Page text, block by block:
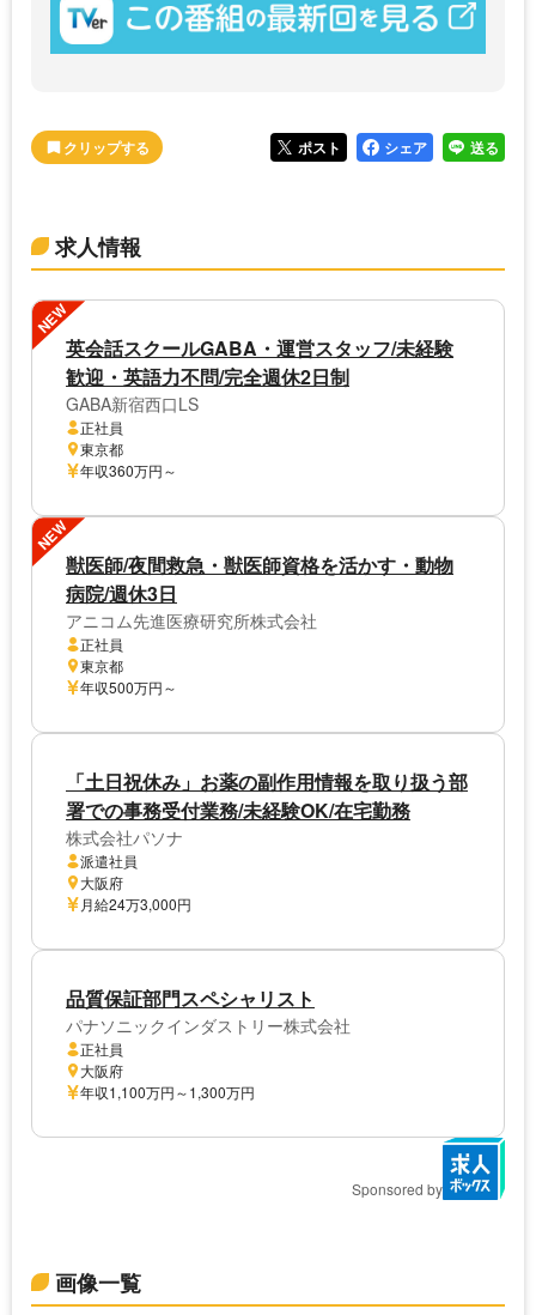
ポスト シェア 送る
求人情報
NEW
英会話スクールGABA・運営スタッフ/未経験
歓迎・英語力不問/完全週休2日制
GABA新宿西口LS
正社員
東京都
年収360万円～
NEW
獣医師/夜間救急・獣医師資格を活かす・動物
病院/週休3日
アニコム先進医療研究所株式会社
正社員
東京都
年収500万円～
「土日祝休み」お薬の副作用情報を取り扱う部
署での事務受付業務/未経験OK/在宅勤務
株式会社パソナ
派遣社員
大阪府
月給24万3,000円
品質保証部門スペシャリスト
パナソニックインダストリー株式会社
正社員
大阪府
年収1,100万円～1,300万円
Sponsored by
画像一覧